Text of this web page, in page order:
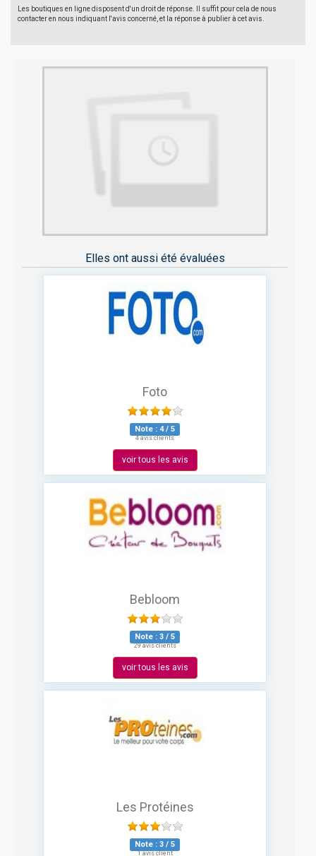
Les boutiques en ligne disposent d'un droit de réponse. Il suffit pour cela de nous
contacter en nous indiquant l'avis concerné, et la réponse à publier à cet avis.
Elles ont aussi été évaluées
Foto
Note : 4/ 5
4 avis clients
voir tous les avis
Bebloom
Note : 3 / 5
29 avis clients
voir tous les avis
Les Protéines
Note : 3 / 5
1 avis client